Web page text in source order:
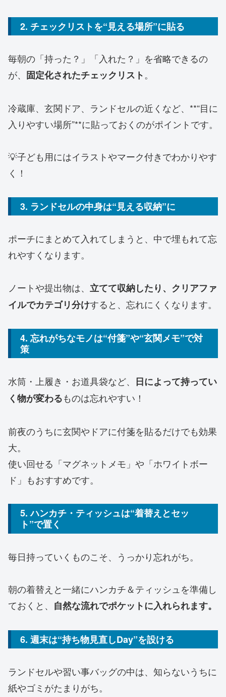
2. チェックリストを“見える場所”に貼る
毎朝の「持った？」「入れた？」を省略できるの
が、 固定化されたチェックリスト。
冷蔵庫、玄関ドア、ランドセルの近くなど、**“目に
入りやすい場所”**に貼っておくのがポイントです。
💡子ども用にはイラストやマーク付きでわかりやす
く！
3. ランドセルの中身は“見える収納”に
ポーチにまとめて入れてしまうと、中で埋もれて忘
れやすくなります。
ノートや提出物は、 立てて収納したり、クリアファ
イルでカテゴリ分けすると、忘れにくくなります。
4. 忘れがちなモノは“付箋”や“玄関メモ”で対
策
水筒・上履き・お道具袋など、 日によって持ってい
く物が変わるものは忘れやすい！
前夜のうちに玄関やドアに付箋を貼るだけでも効果
大。
使い回せる「マグネットメモ」や「ホワイトボー
ド」もおすすめです。
5. ハンカチ・ティッシュは“着替えとセッ
ト”で置く
毎日持っていくものこそ、うっかり忘れがち。
朝の着替えと一緒にハンカチ＆ティッシュを準備し
ておくと、 自然な流れでポケットに入れられます。
6. 週末は“持ち物見直しDay”を設ける
ランドセルや習い事バッグの中は、知らないうちに
紙やゴミがたまりがち。